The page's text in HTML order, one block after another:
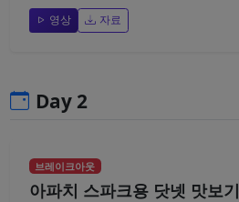
영상 자료
Day 2
브레이크아웃
아파치 스파크용 닷넷 맛보기